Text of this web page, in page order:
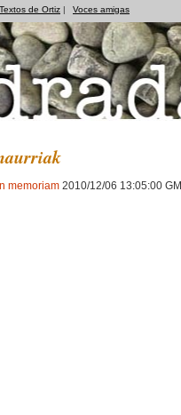
Textos de Ortiz | Voces amigas
memoriam 2010/12/06 13:05:00